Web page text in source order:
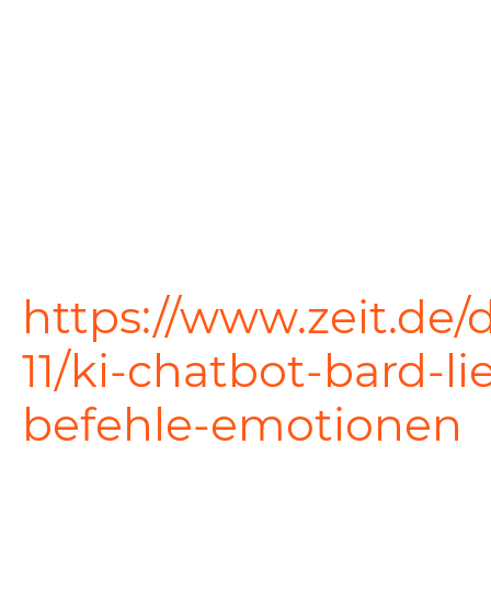
https://
11/ki-chatbot-bard-
befehle-emotionen